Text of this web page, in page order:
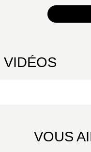
VIDÉOS
VOUS